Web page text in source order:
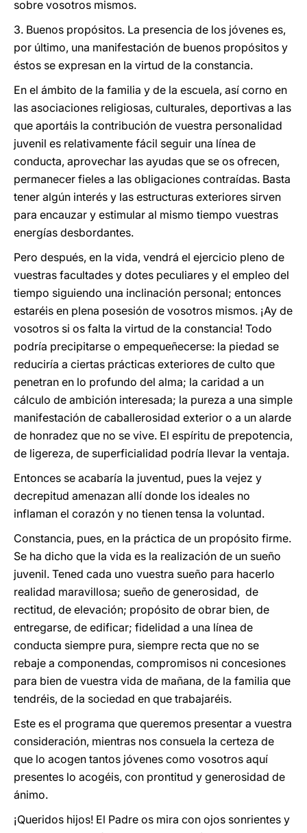
sobre vosotros mismos.
3. Buenos propósitos. La presencia de los jóvenes es,
por último, una manifestación de buenos propósitos y
éstos se expresan en la virtud de la constancia.
En el ámbito de la familia y de la escuela, así corno en
las asociaciones religiosas, culturales, deportivas a las
que aportáis la contribución de vuestra personalidad
juvenil es relativamente fácil seguir una línea de
conducta, aprovechar las ayudas que se os ofrecen,
permanecer fieles a las obligaciones contraídas. Basta
tener algún interés y las estructuras exteriores sirven
para encauzar y estimular al mismo tiempo vuestras
energías desbordantes.
Pero después, en la vida, vendrá el ejercicio pleno de
vuestras facultades y dotes peculiares y el empleo del
tiempo siguiendo una inclinación personal; entonces
estaréis en plena posesión de vosotros mismos. ¡Ay de
vosotros si os falta la virtud de la constancia! Todo
podría precipitarse o empequeñecerse: la piedad se
reduciría a ciertas prácticas exteriores de culto que
penetran en lo profundo del alma; la caridad a un
cálculo de ambición interesada; la pureza a una simple
manifestación de caballerosidad exterior o a un alarde
de honradez que no se vive. El espíritu de prepotencia,
de ligereza, de superficialidad podría llevar la ventaja.
Entonces se acabaría la juventud, pues la vejez y
decrepitud amenazan allí donde los ideales no
inflaman el corazón y no tienen tensa la voluntad.
Constancia, pues, en la práctica de un propósito firme.
Se ha dicho que la vida es la realización de un sueño
juvenil. Tened cada uno vuestra sueño para hacerlo
realidad maravillosa; sueño de generosidad, de
rectitud, de elevación; propósito de obrar bien, de
entregarse, de edificar; fidelidad a una línea de
conducta siempre pura, siempre recta que no se
rebaje a componendas, compromisos ni concesiones
para bien de vuestra vida de mañana, de la familia que
tendréis, de la sociedad en que trabajaréis.
Este es el programa que queremos presentar a vuestra
consideración, mientras nos consuela la certeza de
que lo acogen tantos jóvenes como vosotros aquí
presentes lo acogéis, con prontitud y generosidad de
ánimo.
¡Queridos hijos! El Padre os mira con ojos sonrientes y